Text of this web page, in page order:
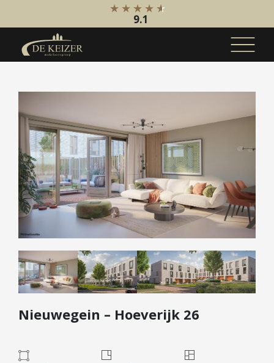
Koopaanbod
Bestaande bouw
Internationaal
Nieuwbouw
Bedrijfsaanbod
Huuraanbod
Bestaande bouw
Internationaal
Nieuwbouw
Bedrijfsaanbod
Diensten
Kopen
Huren
9.1
Nieuwegein – Hoeverijk 26